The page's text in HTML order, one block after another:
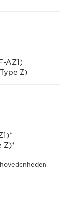
AZ1)
Z)
Z)*